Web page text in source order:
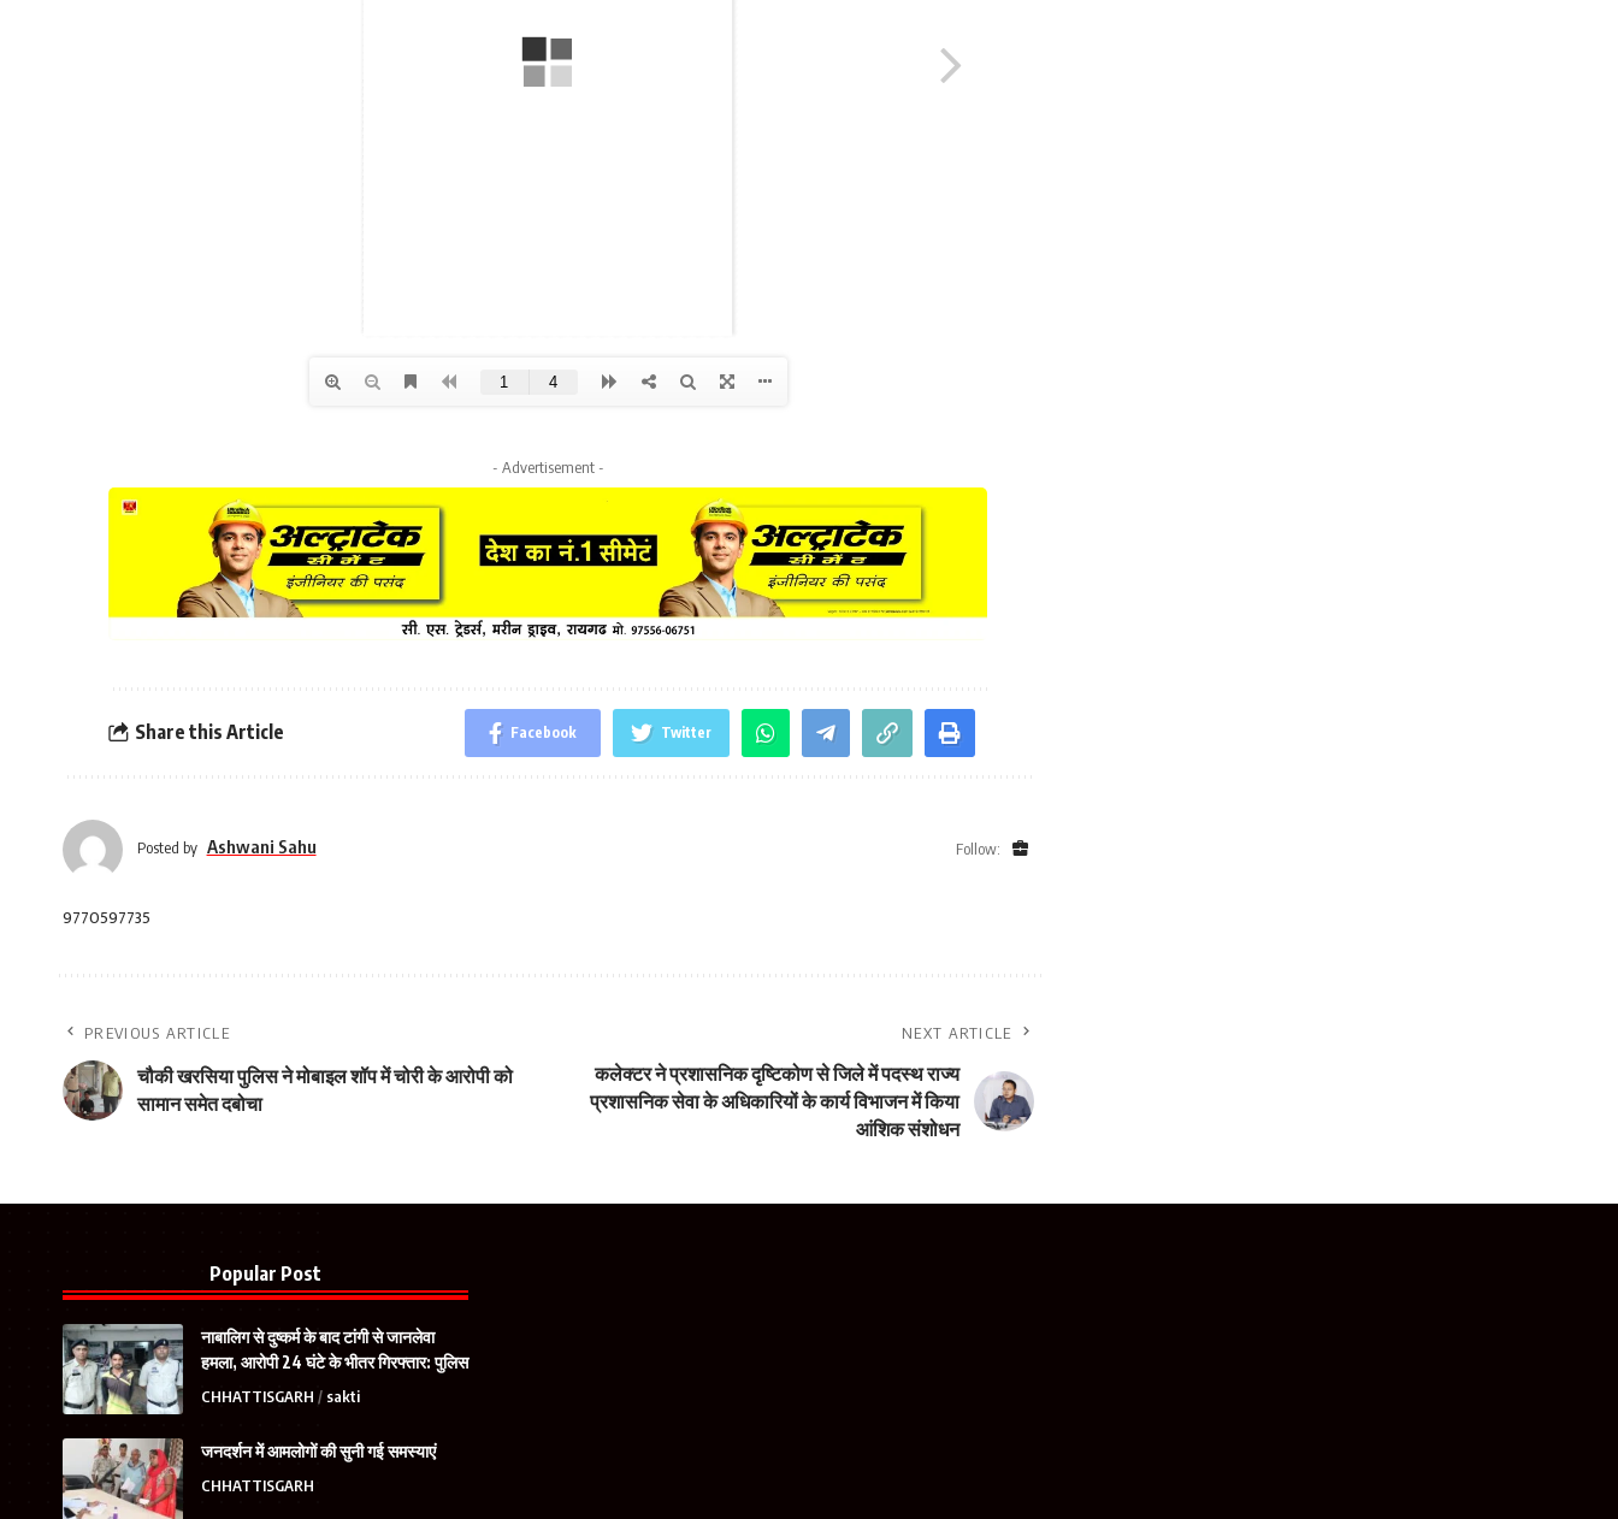
- Advertisement -
Share this Article Facebook Twitter
Posted by Ashwani Sahu Follow:
9770597735
PREVIOUS ARTICLE
चौकी खरसिया पुलिस ने मोबाइल शॉप में चोरी के आरोपी को
सामान समेत दबोचा
NEXT ARTICLE
कलेक्टर ने प्रशासनिक दृष्टिकोण से जिले में पदस्थ राज्य
प्रशासनिक सेवा के अधिकारियों के कार्य विभाजन में किया
आंशिक संशोधन
Popular Post
नाबालिग से दुष्कर्म के बाद टांगी से जानलेवा
हमला, आरोपी 24 घंटे के भीतर गिरफ्तार: पुलिस
CHHATTISGARH sakti
जनदर्शन में आमलोगों की सुनी गई समस्याएं
CHHATTISGARH